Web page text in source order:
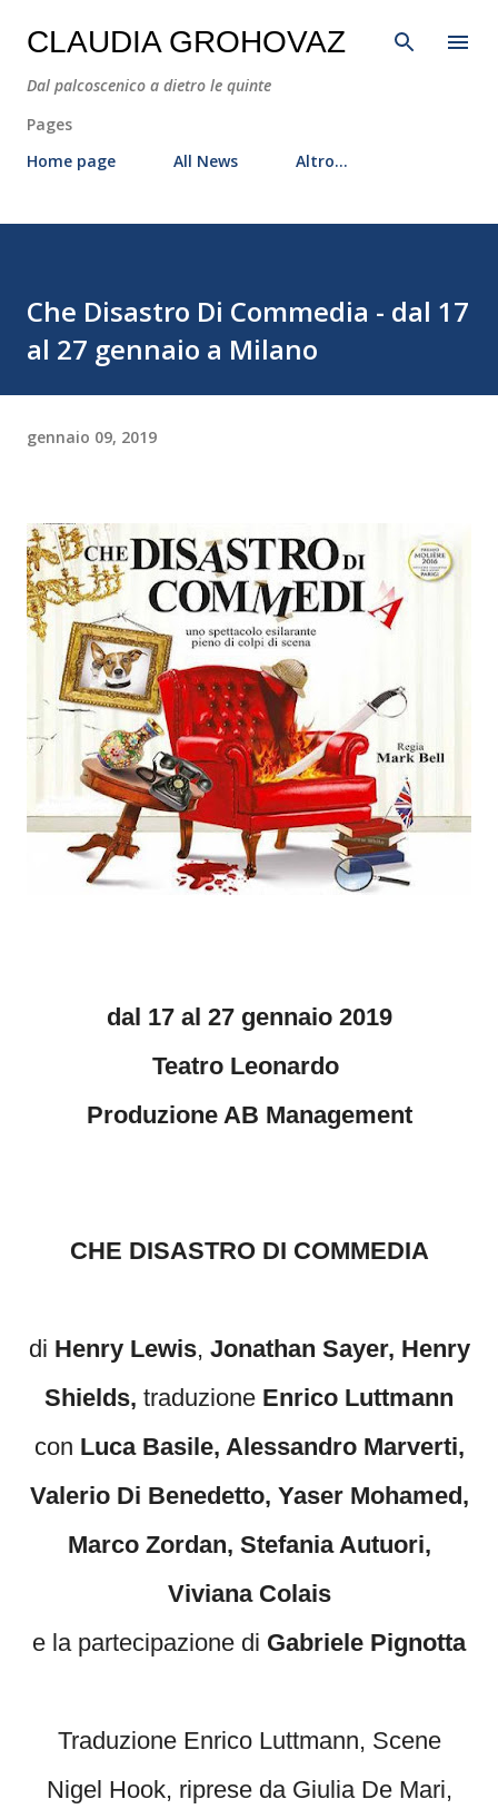
Passa ai contenuti principali
CLAUDIA GROHOVAZ
Dal palcoscenico a dietro le quinte
Pages
Home page
All News Altro…
Che Disastro Di Commedia - dal 17
al 27 gennaio a Milano
gennaio 09, 2019
dal 17 al 27 gennaio 2019
Teatro Leonardo
Produzione AB Management
CHE DISASTRO DI COMMEDIA
di Henry Lewis, Jonathan Sayer, Henry
Shields, traduzione Enrico Luttmann
con Luca Basile, Alessandro Marverti,
Valerio Di Benedetto, Yaser Mohamed,
Marco Zordan, Stefania Autuori,
Viviana Colais
e la partecipazione di Gabriele Pignotta
Traduzione Enrico Luttmann, Scene
Nigel Hook, riprese da Giulia De Mari,